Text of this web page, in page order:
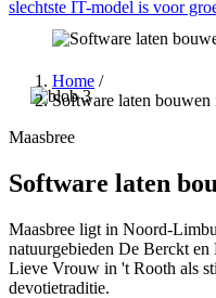
slechtste IT-model is voor
Home /
Software laten bouwen
Maasbree
Software laten
Maasbree ligt in Noord-
natuurgebieden De Berckt
Lieve Vrouw in 't Rooth als
devotietraditie.